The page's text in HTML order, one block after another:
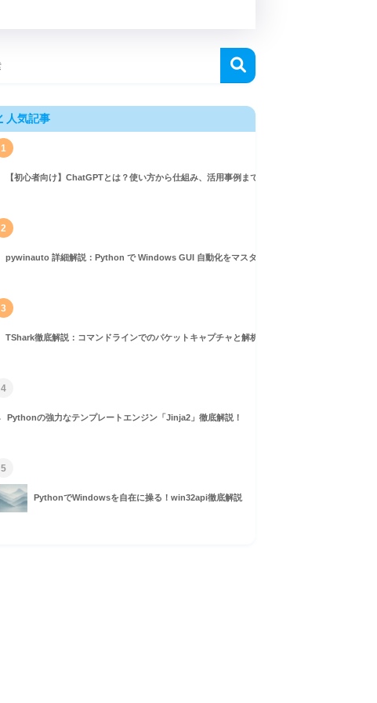
人気記事
1
【初心者向け】ChatGPTとは？使い方から仕組み、活用事例まで徹底解説
2
pywinauto 詳細解説：Python で Windows GUI 自動化をマスターしよう！
3
TShark徹底解説：コマンドラインでのパケットキャプチャと解析ガイド
4
Pythonの強力なテンプレートエンジン「Jinja2」徹底解説！
5
PythonでWindowsを自在に操る！win32api徹底解説